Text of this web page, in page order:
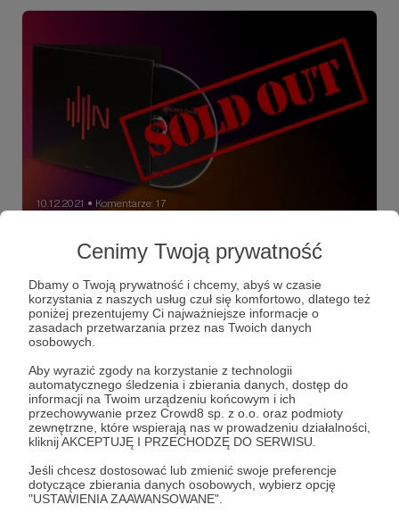
Cenimy Twoją prywatność
Dbamy o Twoją prywatność i chcemy, abyś w czasie
korzystania z naszych usług czuł się komfortowo, dlatego też
poniżej prezentujemy Ci najważniejsze informacje o
zasadach przetwarzania przez nas Twoich danych
osobowych.
Aby wyrazić zgody na korzystanie z technologii
automatycznego śledzenia i zbierania danych, dostęp do
informacji na Twoim urządzeniu końcowym i ich
przechowywanie przez Crowd8 sp. z o.o. oraz podmioty
zewnętrzne, które wspierają nas w prowadzeniu działalności,
kliknij AKCEPTUJĘ I PRZECHODZĘ DO SERWISU.
Jeśli chcesz dostosować lub zmienić swoje preferencje
dotyczące zbierania danych osobowych, wybierz opcję
"USTAWIENIA ZAAWANSOWANE".
10.12.2021 ● Komentarze: 17
12 stypendiów dla dzieci ufundowane!
Pierwsza seria płyt RNŚ wykupiona
Dzięki Państwa hojności liczba stypendiów dla dzieci
uchodźców zwiększyła się do 12! Dziś zostały wykupione
ostatnie płyty z pierwszej serii specjalnej składanki RNŚ.
Złożyliśmy już zamówienie na kolejna partię.
radio nowy świat